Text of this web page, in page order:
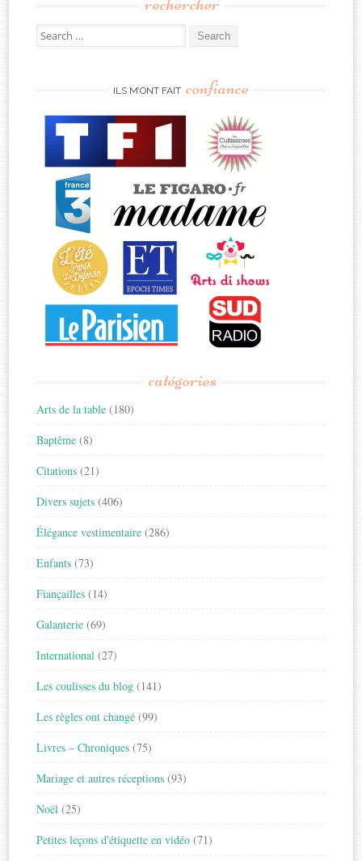
Search
for:
ILS M’ONT FAIT confiance
catégories
Arts de la table (180)
Baptême (8)
Citations (21)
Divers sujets (406)
Élégance vestimentaire (286)
Enfants (73)
Fiançailles (14)
Galanterie (69)
International (27)
Les coulisses du blog (141)
Les règles ont changé (99)
Livres – Chroniques (75)
Mariage et autres réceptions (93)
Noël (25)
Petites leçons d'étiquette en vidéo (71)